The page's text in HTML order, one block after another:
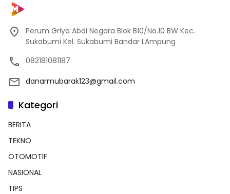
Perum Griya Abdi Negara Blok B10/No.10 BW Kec.
Sukabumi Kel. Sukabumi Bandar LAmpung
082181081187
danarmubarak123@gmail.com
Kategori
BERITA
TEKNO
OTOMOTIF
NASIONAL
TIPS